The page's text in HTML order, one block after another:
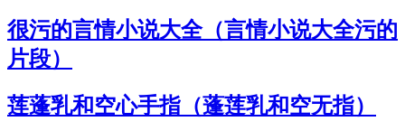
很污的言情小说大全（言情小说大全污的
片段）
莲蓬乳和空心手指（蓬莲乳和空无指）